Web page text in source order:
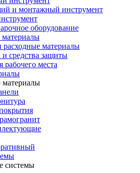
и монтажный инструмент
оборудование
расходные материалы
средства защиты
рабочего места
системы